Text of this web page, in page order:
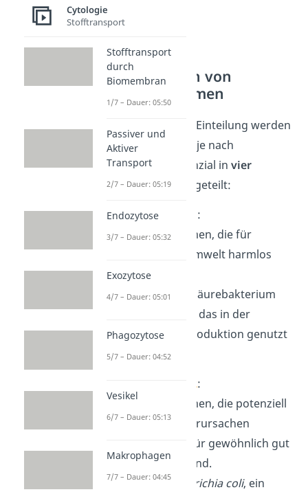
Risikogruppen von
Mikroorganismen
Für eine genauere Einteilung werden
Mikroorganismen
je nach
Gefährdungspotenzial invier
Risikogruppen
eingeteilt:
Risikogruppe 1 :
Mikroorganismen, die für
Mensch und Umwelt harmlos
sind.
Beispiel: Milchsäurebakterium
das in der
Lebensmittelproduktion genutzt
wird.
Risikogruppe 2:
Mikroorganismen, die potenziell
Krankheiten verursachen
können, aber für gewöhnlich gut
behandelbar sind.
Beispiel: Escherichia coli, ein
Cytologie
Stofftransport
Stofftransport
durch
Biomembran
1/7 – Dauer: 05:50
Passiver und
Aktiver
Transport
2/7 – Dauer: 05:19
Endozytose
3/7 – Dauer: 05:32
Exozytose
4/7 – Dauer: 05:01
Phagozytose
5/7 – Dauer: 04:52
Vesikel
6/7 – Dauer: 05:13
Makrophagen
7/7 – Dauer: 04:45